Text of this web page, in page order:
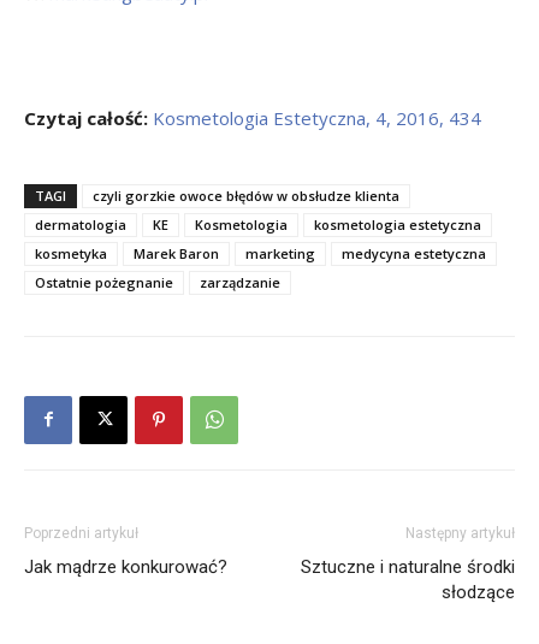
Czytaj całość: Kosmetologia Estetyczna, 4, 2016, 434
TAGI
czyli gorzkie owoce błędów w obsłudze klienta
dermatologia
KE Kosmetologia
kosmetologia estetyczna
kosmetyka
Marek Baron marketing
medycyna estetyczna
Ostatnie pożegnanie
zarządzanie
Poprzedni artykuł
Jak mądrze konkurować?
Następny artykuł
Sztuczne i naturalne środki
słodzące